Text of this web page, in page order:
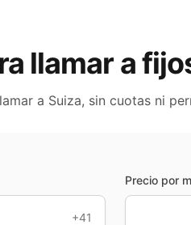
llamar a
a Suiza, sin cuotas ni
+41
Precio por